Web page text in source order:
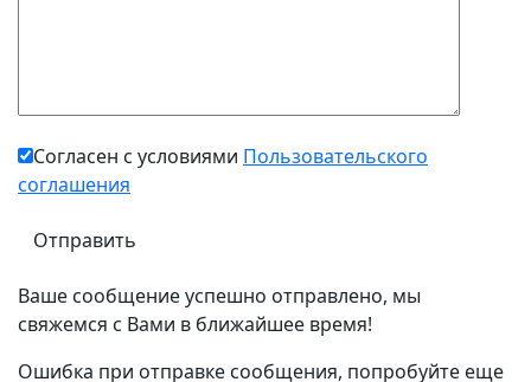
Согласен с условиями Пользовательского
соглашения
Ваше сообщение успешно отправлено, мы
свяжемся с Вами в ближайшее время!
Ошибка при отправке сообщения, попробуйте еще